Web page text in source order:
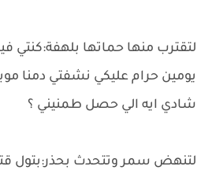
لتقترب منها حماتها بلهفة:كنتي
يومين حرام عليكي نشفتي دمنا
شادي ايه الي حصل طمنيني ؟
لتنهض سمر وتتحدث بحذر:بتول